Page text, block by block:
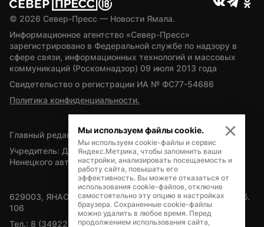
© 2026 Север-Пресс — Новости Ямала.
Информационное агентство «Север-Пресс»
зарегистрировано в Федеральной службе по надзору в
сфере связи, информационных технологий и массовых
коммуникаций (Роскомнадзор) 09 июля 2013 года
Свидетельство о регистрации ИА № ФС77-54686
Политика конфиденциальности.
Главный редактор — А.Л. Поздеев
Учредитель: Департамент внутренней политики Ямало-
Ненецкого автономного округа
629003, ЯНАО, Салехард, мкр. Богдана Кнунянца, д.1, каб.
106
Тел.: 8 (34922) 71262
Мы используем файлы cookie.
Мы используем cookie-файлы и сервис
Яндекс.Метрика, чтобы запомнить ваши
настройки, анализировать посещаемость и
работу сайта, повышать его
эффективность. Вы можете отказаться от
использования cookie-файлов, отключив
самостоятельно эту опцию в настройках
браузера. Сохраненные cookie-файлы
можно удалить в любое время. Перед
продолжением использования сайта,